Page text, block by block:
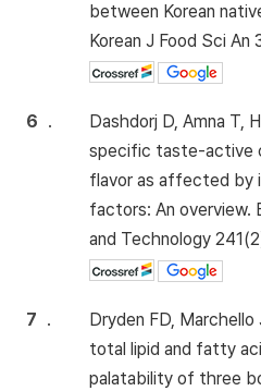
between Korean
Korean J Food Sci An
6 .
Dashdorj D, Amna T,
specific taste-active
flavor as affected by
factors: An overview.
and Technology
7 .
Dryden FD,
total lipid and fatty
palatability of three